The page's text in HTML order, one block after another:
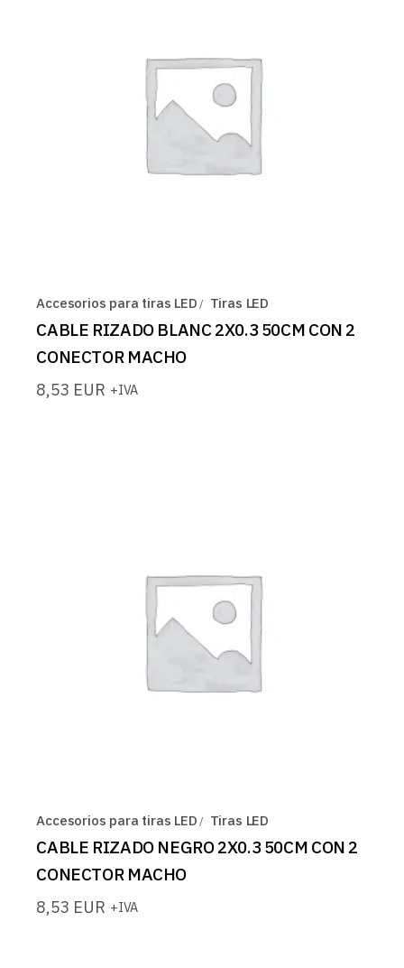
Accesorios para tiras LED Tiras LED
CABLE RIZADO BLANC 2X0.3 50CM CON 2
CONECTOR MACHO
8,53 EUR +IVA
Accesorios para tiras LED Tiras LED
CABLE RIZADO NEGRO 2X0.3 50CM CON 2
CONECTOR MACHO
8,53 EUR +IVA